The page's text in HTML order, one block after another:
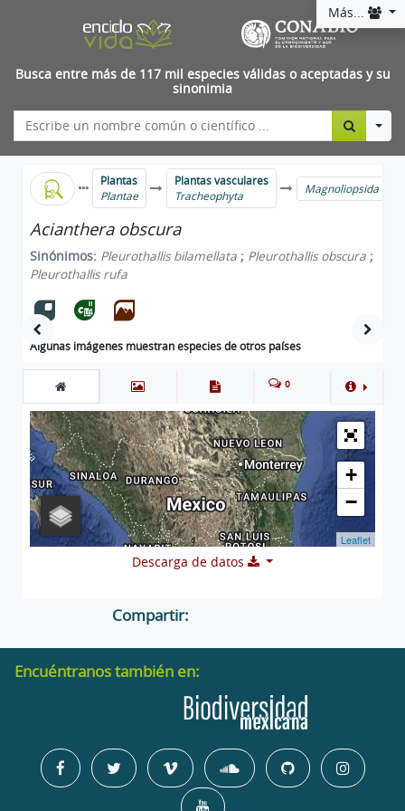
Más...
Busca entre más de 117 mil especies válidas o aceptadas y su
sinonimia
Plantas
Plantae
Plantas vasculares
Tracheophyta
Magnoliopsida
Acianthera obscura
Sinónimos: Pleurothallis bilamellata ; Pleurothallis obscura ;
Pleurothallis rufa
Algunas imágenes muestran especies de otros países
0
+
−
Leaflet
Descarga de datos
Compartir:
Encuéntranos también en: